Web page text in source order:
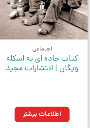
اجتماعی
کتاب جاده ای به اسکله
ویگان | انتشارات مجید
اطلاعات بیشتر